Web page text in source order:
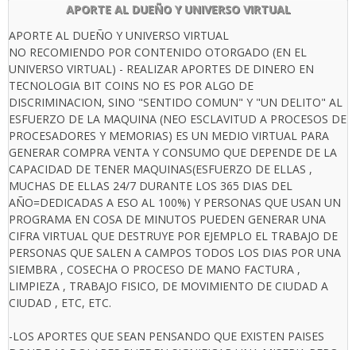
APORTE AL DUEÑO Y UNIVERSO VIRTUAL
APORTE AL DUEÑO Y UNIVERSO VIRTUAL
NO RECOMIENDO POR CONTENIDO OTORGADO (EN EL
UNIVERSO VIRTUAL) - REALIZAR APORTES DE DINERO EN
TECNOLOGIA BIT COINS NO ES POR ALGO DE
DISCRIMINACION, SINO "SENTIDO COMUN" Y "UN DELITO" AL
ESFUERZO DE LA MAQUINA (NEO ESCLAVITUD A PROCESOS DE
PROCESADORES Y MEMORIAS) ES UN MEDIO VIRTUAL PARA
GENERAR COMPRA VENTA Y CONSUMO QUE DEPENDE DE LA
CAPACIDAD DE TENER MAQUINAS(ESFUERZO DE ELLAS ,
MUCHAS DE ELLAS 24/7 DURANTE LOS 365 DIAS DEL
AÑO=DEDICADAS A ESO AL 100%) Y PERSONAS QUE USAN UN
PROGRAMA EN COSA DE MINUTOS PUEDEN GENERAR UNA
CIFRA VIRTUAL QUE DESTRUYE POR EJEMPLO EL TRABAJO DE
PERSONAS QUE SALEN A CAMPOS TODOS LOS DIAS POR UNA
SIEMBRA , COSECHA O PROCESO DE MANO FACTURA ,
LIMPIEZA , TRABAJO FISICO, DE MOVIMIENTO DE CIUDAD A
CIUDAD , ETC, ETC.
-LOS APORTES QUE SEAN PENSANDO QUE EXISTEN PAISES